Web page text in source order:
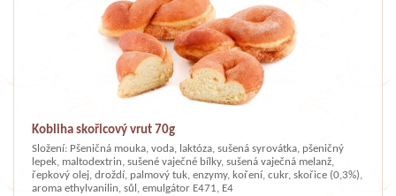
Kobliha skořicový vrut 70g
Složení: Pšeničná mouka, voda, laktóza, sušená syrovátka, pšeničný
lepek, maltodextrin, sušené vaječné bílky, sušená vaječná melanž,
řepkový olej, droždí, palmový tuk, enzymy, koření, cukr, skořice (0,3%),
aroma ethylvanilin, sůl, emulgátor E471, E4